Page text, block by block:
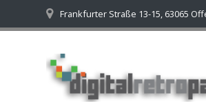
to
Frankfurter Straße 13-15, 63065